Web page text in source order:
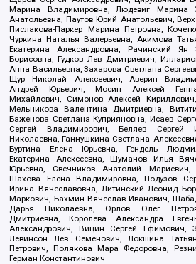
Марина Владимировна, Людевиг Марина
Анатольевна, Паутов Юрий Анатольевич,
Пислакова-Паркер Марина Петровна,
Чуркина Наталья Валерьевна, Акимова
Екатерина Александровна, Рачинский
Борисовна, Гудков Лев Дмитриевич,
Анна Васильевна, Захарова Светлана
Щур Николай Алексеевич, Аверин
Андрей Юрьевич, Мосин Алексей
Михайлович, Симонов Алексей
Мельникова Валентина Дмитриевна,
Баженова Светлана Куприяновна, Исаев
Сергей Владимирович, Беляев Сергей
Николаевна, Ганнушкина Светлана
Буртина Елена Юрьевна, Гендель
Екатерина Алексеевна, Шуманов Илья
Юрьевна, Свечников Анатолий
Шахова Елена Владимировна, Подузов
Ирина Вячеславовна, Литинский Леонид
Маркович, Бахмин Вячеслав Иванович,
Дарья Николаевна, Орлов Олег
Дмитриевна, Королева Александра
Александрович, Вицин Сергей Ефимович,
Левинсон Лев Семенович, Локшина
Петрович, Полякова Мара Федоровна,
Герман Константинович